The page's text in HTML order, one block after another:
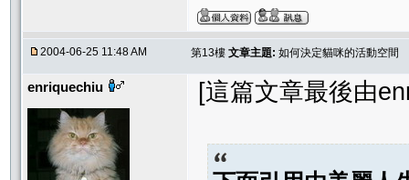
2004-06-25 11:48 AM 第13樓 文章主題: 如何決定貓咪的活動空間
enriquechiu [這篇文章最後由